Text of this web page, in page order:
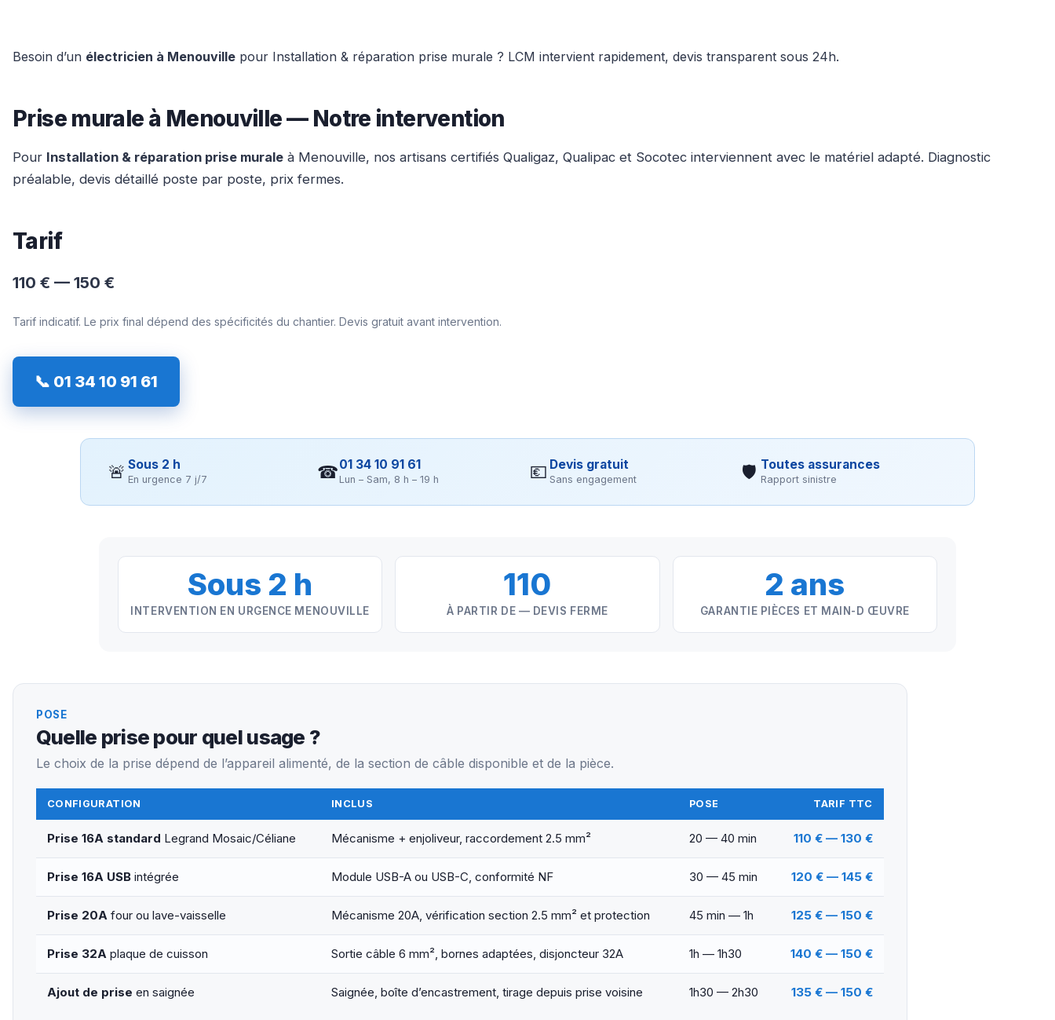
Besoin d’un électricien à Menouville pour Installation & réparation prise murale ? LCM intervient rapidement, devis transparent sous 24h.
Prise murale à Menouville — Notre intervention
Pour Installation & réparation prise murale à Menouville, nos artisans certifiés Qualigaz, Qualipac et Socotec interviennent avec le matériel adapté. Diagnostic
préalable, devis détaillé poste par poste, prix fermes.
Tarif
110 € — 150 €
Tarif indicatif. Le prix final dépend des spécificités du chantier. Devis gratuit avant intervention.
📞 01 34 10 91 61
🚨 Sous 2 h
En urgence 7 j/7 ☎01 34 10 91 61
Lun – Sam, 8 h – 19 h 💶 Devis gratuit
Sans engagement 🛡 Toutes assurances
Rapport sinistre
Sous 2 h
INTERVENTION EN URGENCE MENOUVILLE
110
À PARTIR DE — DEVIS FERME
2 ans
GARANTIE PIÈCES ET MAIN-D ŒUVRE
POSE
Quelle prise pour quel usage ?
Le choix de la prise dépend de l’appareil alimenté, de la section de câble disponible et de la pièce.
CONFIGURATION INCLUS POSE TARIF TTC
Prise 16A standard Legrand Mosaic/Céliane Mécanisme + enjoliveur, raccordement 2.5 mm² 20 — 40 min 110 € — 130 €
Prise 16A USBintégrée Module USB-A ou USB-C, conformité NF 30 — 45 min 120 € — 145 €
Prise 20Afour ou lave-vaisselle Mécanisme 20A, vérification section 2.5 mm² et protection 45 min — 1h 125 € — 150 €
Prise 32Aplaque de cuisson Sortie câble 6 mm², bornes adaptées, disjoncteur 32A 1h — 1h30 140 € — 150 €
Ajout de prise en saignée Saignée, boîte d’encastrement, tirage depuis prise voisine 1h30 — 2h30 135 € — 150 €